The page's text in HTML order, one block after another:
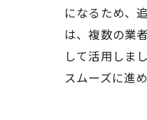
になるため、
は、複数の業
して活用しま
スムーズに進